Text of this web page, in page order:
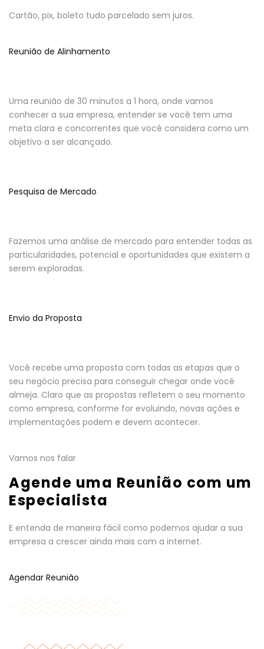
Cartão, pix, boleto tudo parcelado sem juros.
Reunião de Alinhamento
Uma reunião de 30 minutos a 1 hora, onde vamos
conhecer a sua empresa, entender se você tem uma
meta clara e concorrentes que você considera como um
objetivo a ser alcançado.
Pesquisa de Mercado
Fazemos uma análise de mercado para entender todas as
particularidades, potencial e oportunidades que existem a
serem exploradas.
Envio da Proposta
Você recebe uma proposta com todas as etapas que o
seu negócio precisa para conseguir chegar onde você
almeja. Claro que as propostas refletem o seu momento
como empresa, conforme for evoluindo, novas ações e
implementações podem e devem acontecer.
Vamos nos falar
Agende uma Reunião com um
Especialista
E entenda de maneira fácil como podemos ajudar a sua
empresa a crescer ainda mais com a internet.
Agendar Reunião